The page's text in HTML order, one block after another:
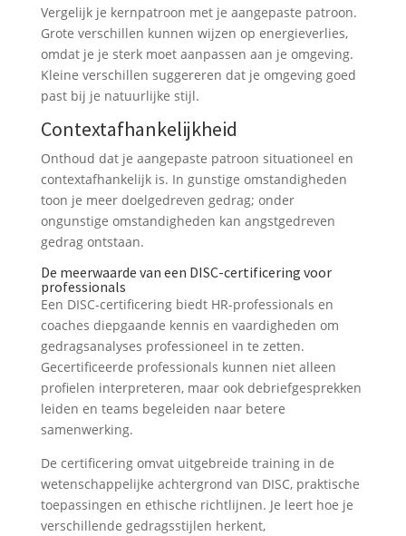
Vergelijk je kernpatroon met je aangepaste patroon.
Grote verschillen kunnen wijzen op energieverlies,
omdat je je sterk moet aanpassen aan je omgeving.
Kleine verschillen suggereren dat je omgeving goed
past bij je natuurlijke stijl.
Contextafhankelijkheid
Onthoud dat je aangepaste patroon situationeel en
contextafhankelijk is. In gunstige omstandigheden
toon je meer doelgedreven gedrag; onder
ongunstige omstandigheden kan angstgedreven
gedrag ontstaan.
De meerwaarde van een DISC-certificering voor
professionals
Een DISC-certificering biedt HR-professionals en
coaches diepgaande kennis en vaardigheden om
gedragsanalyses professioneel in te zetten.
Gecertificeerde professionals kunnen niet alleen
profielen interpreteren, maar ook debriefgesprekken
leiden en teams begeleiden naar betere
samenwerking.
De certificering omvat uitgebreide training in de
wetenschappelijke achtergrond van DISC, praktische
toepassingen en ethische richtlijnen. Je leert hoe je
verschillende gedragsstijlen herkent,